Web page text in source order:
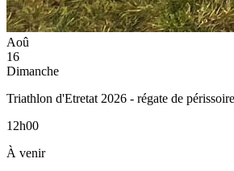
Aoû
16
Dimanche
Triathlon d'Etretat 2026 - régate de
12h00
À venir